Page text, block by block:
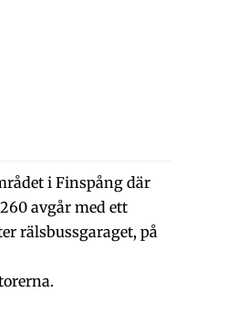
i Finspång där
avgår med ett
rälsbussgaraget, på